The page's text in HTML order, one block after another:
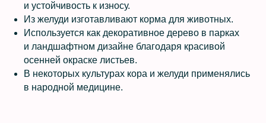
и устойчивость к износу.
Из желуди изготавливают корма для животных.
Используется как декоративное дерево в парках
и ландшафтном дизайне благодаря красивой
осенней окраске листьев.
В некоторых культурах кора и желуди применялись
в народной медицине.